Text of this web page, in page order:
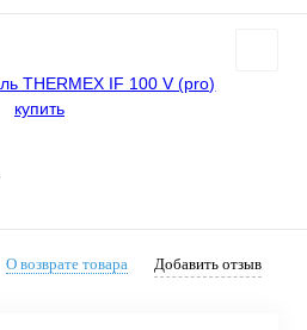
О возврате товара Добавить отзыв